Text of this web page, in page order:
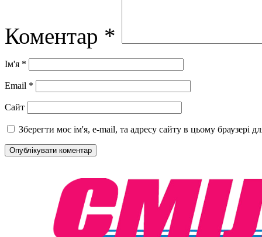
Коментар *
Ім'я *
Email *
Сайт
Зберегти моє ім'я, e-mail, та адресу сайту в цьому браузері